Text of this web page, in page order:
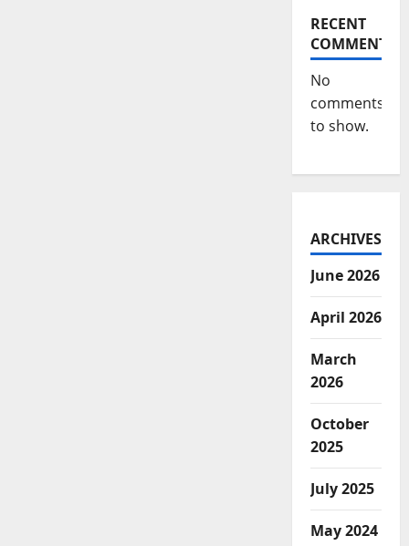
RECENT
COMMENTS
No
comments
to show.
ARCHIVES
June 2026
April 2026
March
2026
October
2025
July 2025
May 2024